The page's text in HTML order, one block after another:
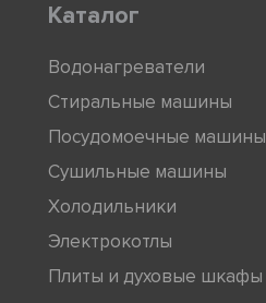
Каталог
Водонагреватели
Стиральные машины
Посудомоечные машины
Сушильные машины
Холодильники
Электрокотлы
Плиты и духовые шкафы